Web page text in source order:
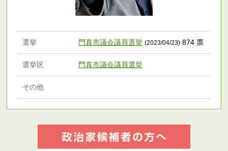
選挙 門真市議会議員選挙 (2023/04/23) 874 票
選挙区 門真市議会議員選挙
その他